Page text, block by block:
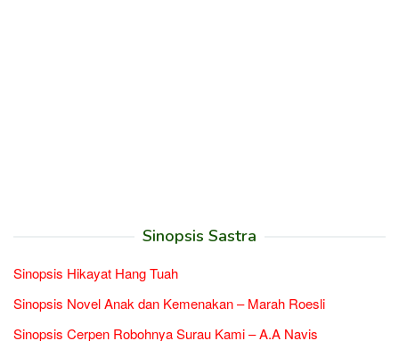
Sinopsis Sastra
Sinopsis Hikayat Hang Tuah
Sinopsis Novel Anak dan Kemenakan – Marah Roesli
Sinopsis Cerpen Robohnya Surau Kami – A.A Navis